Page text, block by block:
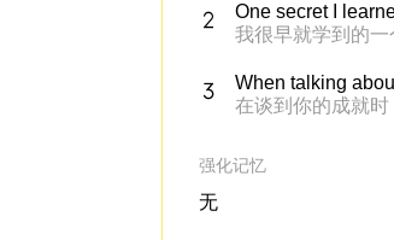
One secret I
我很早就学到的一
When talking
在谈到你的成就时
强化记忆
无